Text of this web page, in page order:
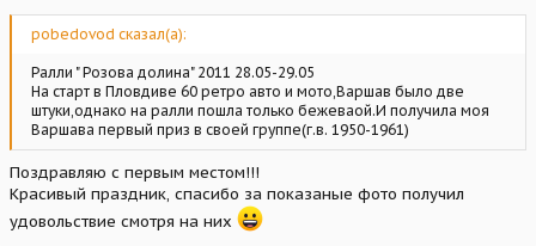
pobedovod сказал(а):
Ралли " Розова долина" 2011 28.05-29.05
На старт в Пловдиве 60 ретро авто и мото,Варшав было две
штуки,однако на ралли пошла только бежеваой.И получила моя
Варшава первый приз в своей группе(г.в. 1950-1961)
Поздравляю с первым местом!!!
Красивый праздник, спасибо за показаные фото получил
удовольствие смотря на них